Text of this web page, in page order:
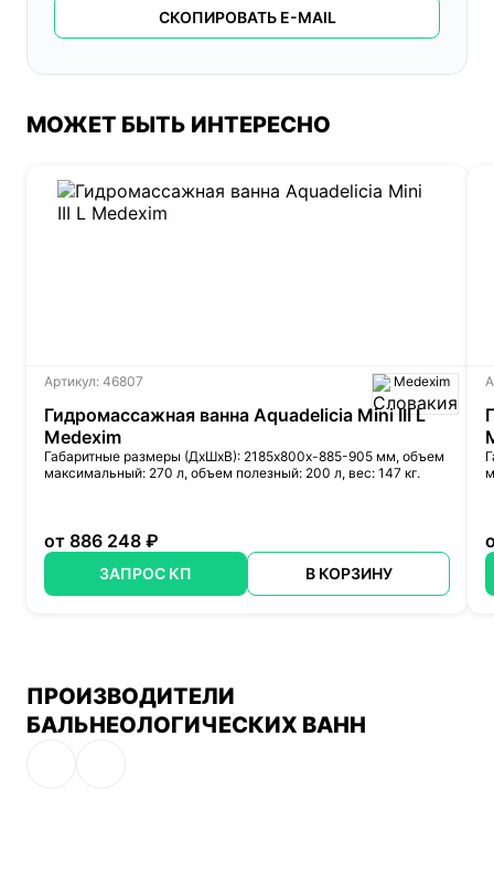
СКОПИРОВАТЬ E-MAIL
МОЖЕТ БЫТЬ ИНТЕРЕСНО
Артикул: 46807 Medexim
Гидромассажная ванна Aquadelicia Mini III L
Medexim
Габаритные размеры (ДхШхВ): 2185х800х-885-905 мм, объем
максимальный: 270 л, объем полезный: 200 л, вес: 147 кг.
от 886 248 ₽
ЗАПРОС КП В КОРЗИНУ
ПРОИЗВОДИТЕЛИ
БАЛЬНЕОЛОГИЧЕСКИХ ВАНН